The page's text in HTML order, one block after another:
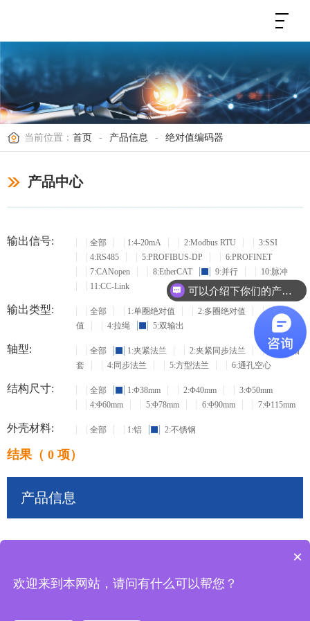
当前位置： 首页 - 产品信息 - 绝对值编码器
产品中心
输出信号: 全部 1:4-20mA 2:Modbus RTU
3:SSI
4:RS485
5:PROFIBUS-DP
6:PROFINET
7:CANopen
8:EtherCAT 9:并行
10:脉冲
11:CC-Link
输出类型: 全部 1:单圈绝对值 2:多圈绝对值
3:增量
值
4:拉绳 5:双输出
轴型: 全部 1:夹紧法兰 2:夹紧同步法兰
3:盲孔轴
套
4:同步法兰 5:方型法兰 6:通孔空心
结构尺寸: 全部 1:Φ38mm 2:Φ40mm
3:Φ50mm
4:Φ60mm
5:Φ78mm 6:Φ90mm 7:Φ115mm
外壳材料: 全部 1:铝 2:不锈钢
结果（ 0 项）
产品信息
可以介绍下你们的产品么？
×
欢迎来到本网站，请问有什么可以帮您？